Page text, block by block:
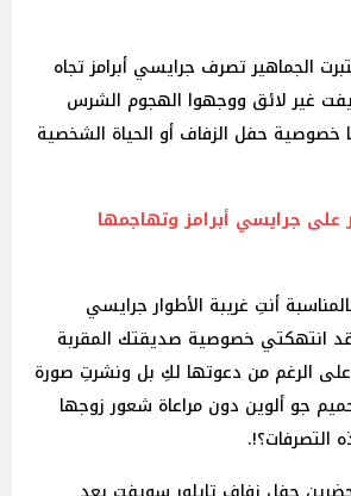
الجماهير تصرف جرايسي أبرامز تجاه
غير لائق ووجهوا الهجوم الشرس
خصوصية حفل الزفاف أو الحياة الشخصية
على جرايسي أبرامز وتهاجمها
أنتِ غريبة الأطوار جرايسي
انتهكتي خصوصية صديقتك المقربة
الرغم من دعوتها لكِ بل ونشرتِ صورة
جو ألوين دون مراعاة شعور زوجها
التصرفات؟!.